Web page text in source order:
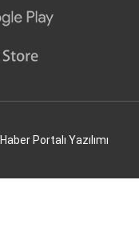
Haber Portalı Yazılımı